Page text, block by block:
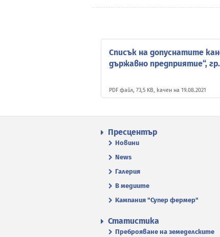
Списък на допуснатите
държавно предприятие“,
PDF файл, 73,5 KB, качен на 19.08.2021
Пресцентър
Новини
News
Галерия
В медиите
Кампания "Супер фермер"
Статистика
Преброяване на земеделските